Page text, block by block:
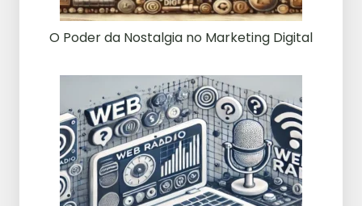
O Poder da Nostalgia no Marketing Digital